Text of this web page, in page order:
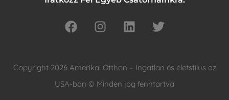
Copyright 2026 Amerikai Otthon – Ingatlan és életstílus az
USA-ban © Minden jog fenntartva